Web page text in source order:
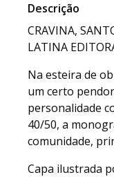
Descrição
CRAVINA,
LATINA
Na esteira de
um certo
personalidade
40/50, a
comunidade,
Capa ilustrada